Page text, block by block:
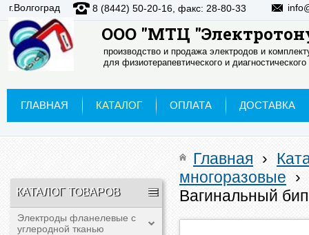
ООО "МТЦ
производство и продажа электродов и
для физиотерапевтического и
г.Волгоград 8 (8442) 50-20-16, факс: 28-80-33
ГЛАВНАЯ КАТАЛОГ ОПЛАТА ДОСТАВКА
КАТАЛОГ ТОВАРОВ
Электроды фланелевые с
углеродной тканью
Главная ›
многоразовые ›
Вагинальный